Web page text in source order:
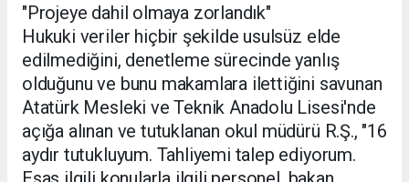
"Projeye dahil olmaya zorlandık"
Hukuki veriler hiçbir şekilde usulsüz elde
edilmediğini, denetleme sürecinde yanlış
olduğunu ve bunu makamlara ilettiğini savunan
Atatürk Mesleki ve Teknik Anadolu Lisesi'nde
açığa alınan ve tutuklanan okul müdürü R.Ş., "16
aydır tutukluyum. Tahliyemi talep ediyorum.